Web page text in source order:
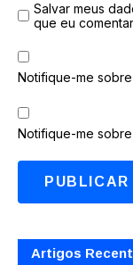
Salvar meus
que eu
Notifique-me
Notifique-me
Artigos